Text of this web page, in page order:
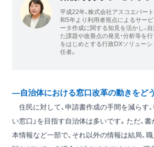
平成22年、株式会社アスコエパー
和5年より利用者視点によるサー
ータ作成に関する知見を活かし、
た課題や改善点の発見・分析等を行
をはじめとする行政DXソリュー
任者。
―自治体における窓口改革の動きをど
住民に対して、申請書作成の手間を減らす、
い窓口」を目指す自治体は多いです。ただ、
本情報など一部で、それ以外の情報は結局、